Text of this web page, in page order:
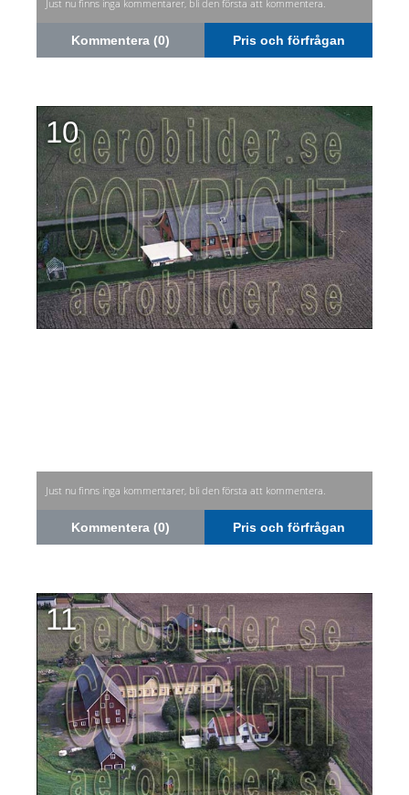
Just nu finns inga kommentarer, bli den första att kommentera.
Kommentera (0) Pris och förfrågan
10
Just nu finns inga kommentarer, bli den första att kommentera.
Kommentera (0) Pris och förfrågan
11